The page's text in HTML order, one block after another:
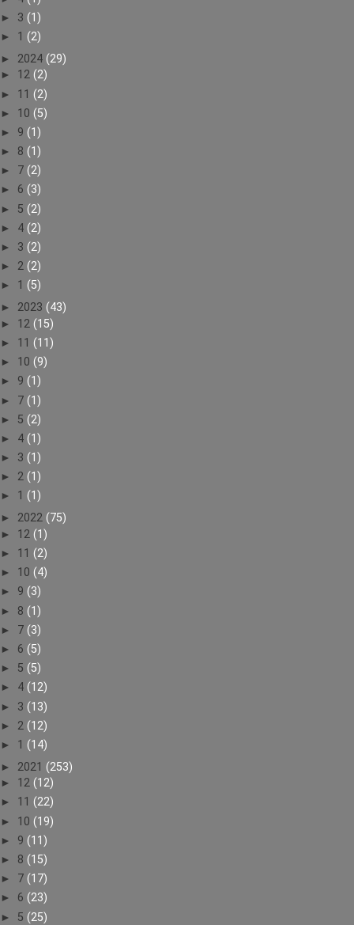
► 3 (1)
► 1 (2)
► 2024 (29)
► 12 (2)
► 11 (2)
► 10 (5)
► 9 (1)
► 8 (1)
► 7 (2)
► 6 (3)
► 5 (2)
► 4 (2)
► 3 (2)
► 2 (2)
► 1 (5)
► 2023 (43)
► 12 (15)
► 11 (11)
► 10 (9)
► 9 (1)
► 7 (1)
► 5 (2)
► 4 (1)
► 3 (1)
► 2 (1)
► 1 (1)
► 2022 (75)
► 12 (1)
► 11 (2)
► 10 (4)
► 9 (3)
► 8 (1)
► 7 (3)
► 6 (5)
► 5 (5)
► 4 (12)
► 3 (13)
► 2 (12)
► 1 (14)
► 2021 (253)
► 12 (12)
► 11 (22)
► 10 (19)
► 9 (11)
► 8 (15)
► 7 (17)
► 6 (23)
► 5 (25)